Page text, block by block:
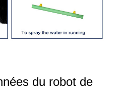
du robot de